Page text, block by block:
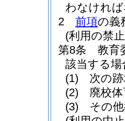
わなけれ
2
前項の義
(利用の禁
第8条
教育
該当する
(1)
次の
(2)
廃校
(3)
その